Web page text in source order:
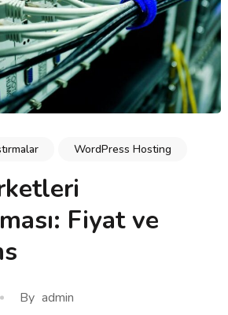
WordPress Hosting
Fiyat ve
By admin